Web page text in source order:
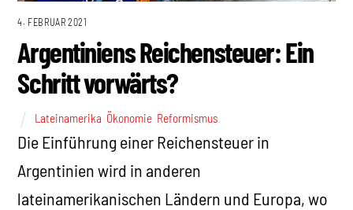
4. FEBRUAR 2021
Argentiniens Reichensteuer: Ein
Schritt vorwärts?
Lateinamerika Ökonomie Reformismus
Die Einführung einer Reichensteuer in
Argentinien wird in anderen
lateinamerikanischen Ländern und Europa, wo